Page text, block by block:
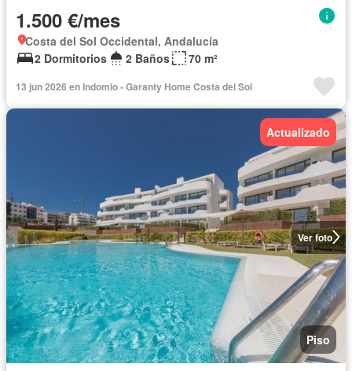
1.500 €/mes
Costa del Sol Occidental, Andalucía
2 Dormitorios
2 Baños 70 m²
13 jun 2026 en Indomio - Garanty Home Costa del Sol
Ver foto
Actualizado
Piso